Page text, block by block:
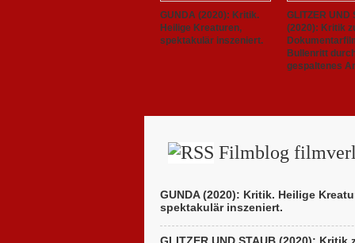
GUNDA (2020): Kritik.
Heilige Kreaturen,
spektakulär inszeniert.
GLITZER UND
(2020): Kritik
Bullenritt
gespaltenes
Filmblog
GUNDA (2020): Kritik. Heilige
spektakulär inszeniert.